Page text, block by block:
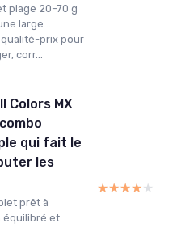
plage 20–70 g
large...
prix pour
corr...
Colors MX
qui fait le
les
prêt à
équilibré et
★★★★★
★★★★★